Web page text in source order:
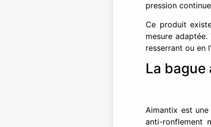
pression
Ce produit
mesure adaptée.
resserrant ou en
La
Aimantix est
anti-ronflement